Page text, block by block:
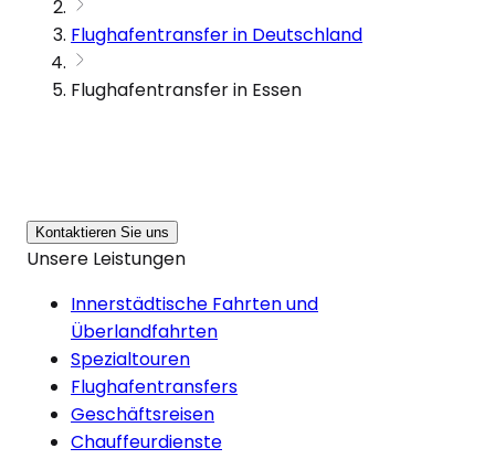
Flughafentransfer in Deutschland
Flughafentransfer in Essen
Kontaktieren Sie uns
Unsere Leistungen
Innerstädtische Fahrten und
Überlandfahrten
Spezialtouren
Flughafentransfers
Geschäftsreisen
Chauffeurdienste